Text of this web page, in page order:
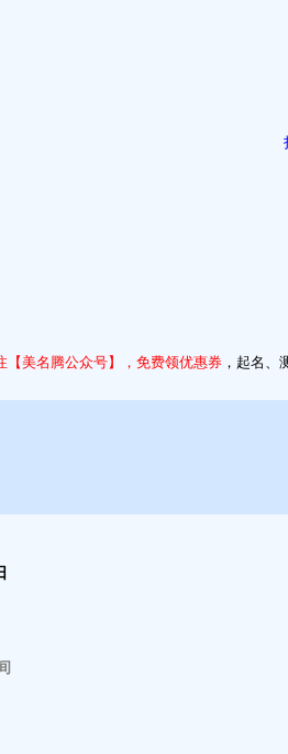
水」，起名最好用五行属性为「水」的
，水1.00，共计3.70分；〖异类得分
「喜用神」。点击这里免费查八字五行
【美名腾公众号】，免费领优惠券，起名、